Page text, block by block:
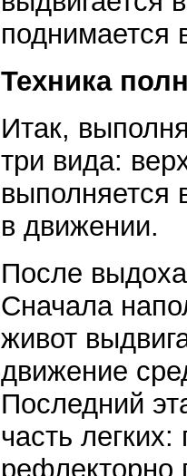
поднимается
Техника
Итак,
три вида:
выполняется
в движении.
После
Сначала
живот
движение
Последний
часть
рефлекторно